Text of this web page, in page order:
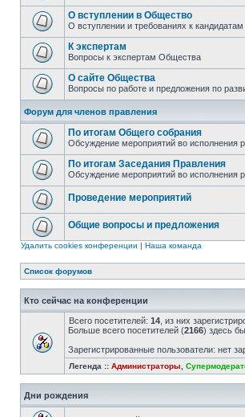
О вступлении в Общество
О вступлении и требованиях к кандидатам
К экспертам
Вопросы к экспертам Общества
О сайте Общества
Вопросы по работе и предложения по
Форум для членов правления
По итогам Общего собрания
Обсуждение мероприятий во исполнения
По итогам Заседания Правления
Обсуждение мероприятий во исполнения
Проведение мероприятий
Общие вопросы и предложения
Удалить cookies конференции | Наша команда
Список форумов
Кто сейчас на конференции
Всего посетителей: 14 , из них
Больше всего посетителей (2166) здесь
Зарегистрированные пользователи: нет
Легенда :: Администраторы
Дни рождения